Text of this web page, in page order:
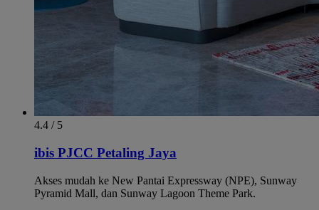
4.4 / 5
ibis PJCC Petaling Jaya
Akses mudah ke New Pantai Expressway (NPE), Sunway
Pyramid Mall, dan Sunway Lagoon Theme Park.